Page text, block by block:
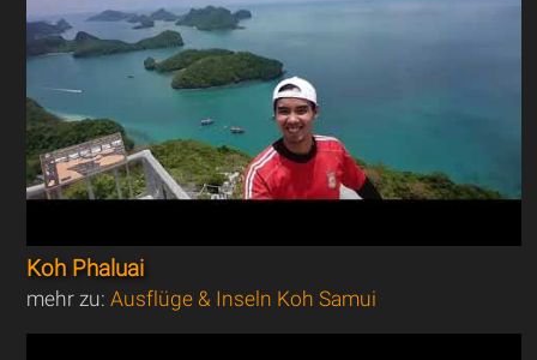
Koh Phaluai
mehr zu:Ausflüge & Inseln Koh Samui